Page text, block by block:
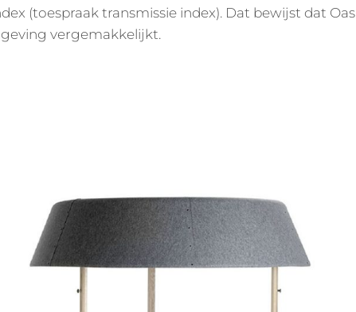
(toespraak transmissie index). Dat bewijst dat Oas
vergemakkelijkt.